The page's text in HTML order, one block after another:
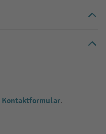
Kontaktformular.